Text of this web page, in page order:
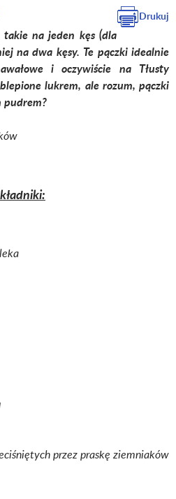
Drukuj
na jeden kęs (dla
na dwa kęsy. Te pączki idealnie
i oczywiście na Tłusty
lukrem, ale rozum, pączki
pudrem?
przez praskę ziemniaków